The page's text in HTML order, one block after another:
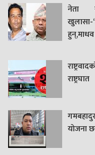
नेता
राष्ट्रघात
याेजना